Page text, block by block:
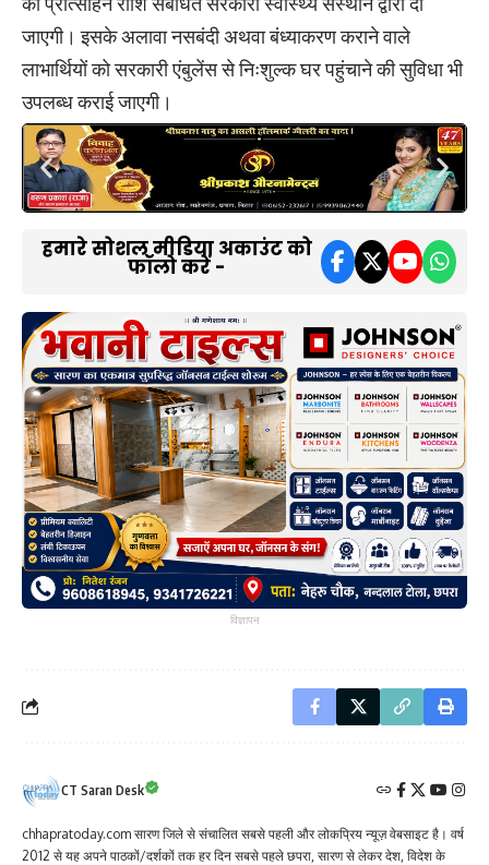
जाएगी। इसके अलावा नसबंदी अथवा बंध्याकरण कराने वाले
लाभार्थियों को सरकारी एंबुलेंस से निःशुल्क घर पहुंचाने की सुविधा भी
उपलब्ध कराई जाएगी।
हमारे सोशल मीडिया अकाउंट को
फॉलो करें -
विज्ञापन
CT Saran Desk
chhapratoday.com सारण जिले से संचालित सबसे पहली और लोकप्रिय न्यूज़ वेबसाइट है। वर्ष
2012 से यह अपने पाठकों/दर्शकों तक हर दिन सबसे पहले छपरा, सारण से लेकर देश, विदेश के